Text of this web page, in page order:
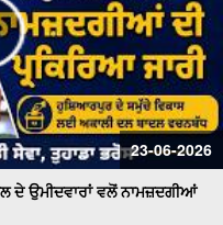
23-06-2026
ਦੇ ਉਮੀਦਵਾਰਾਂ ਵਲੋਂ ਨਾਮਜ਼ਦਗੀਆਂ